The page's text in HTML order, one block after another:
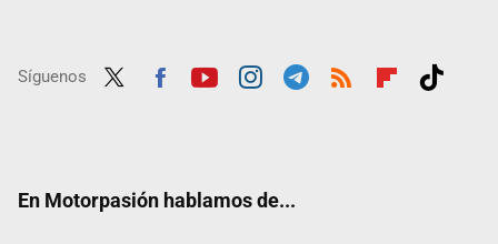
Síguenos
En Motorpasión hablamos de...